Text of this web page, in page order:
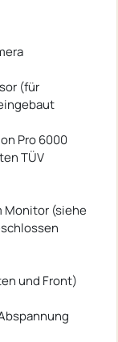
(für
Pro 6000
TÜV
Monitor (siehe
und Front)